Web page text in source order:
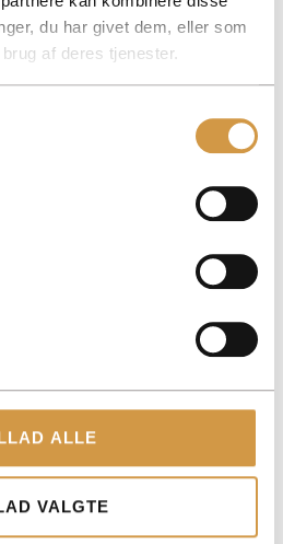
du har givet dem, eller som
af deres tjenester.
ALLE
VALGTE